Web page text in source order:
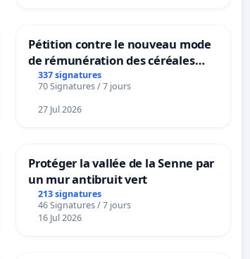
Pétition contre le nouveau mode
de rémunération des céréales
panifiables de Swiss granum basé
sur la teneur en protéines
337 signatures
70 Signatures / 7 jours
27 Jul 2026
Protéger la vallée de la Senne par
un mur antibruit vert
213 signatures
46 Signatures / 7 jours
16 Jul 2026